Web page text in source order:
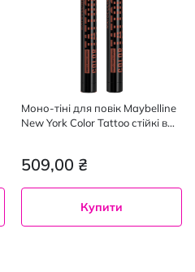
Моно-тіні для повік Maybelline
New York Color Tattoo стійкі в
509,00 ₴
Купити